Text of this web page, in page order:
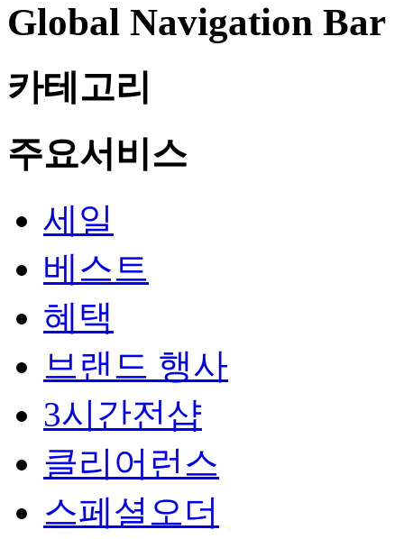
Global Navigation Bar
카테고리
주요서비스
세일
베스트
혜택
브랜드 행사
3시간전샵
클리어런스
스페셜오더